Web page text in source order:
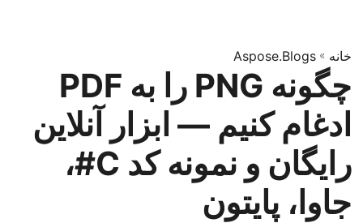
خانه»
Aspose.Blogs
چگونه PNG را به PDF
ادغام کنیم — ابزار آنلاین
رایگان و نمونه کد C#،
جاوا، پایتون